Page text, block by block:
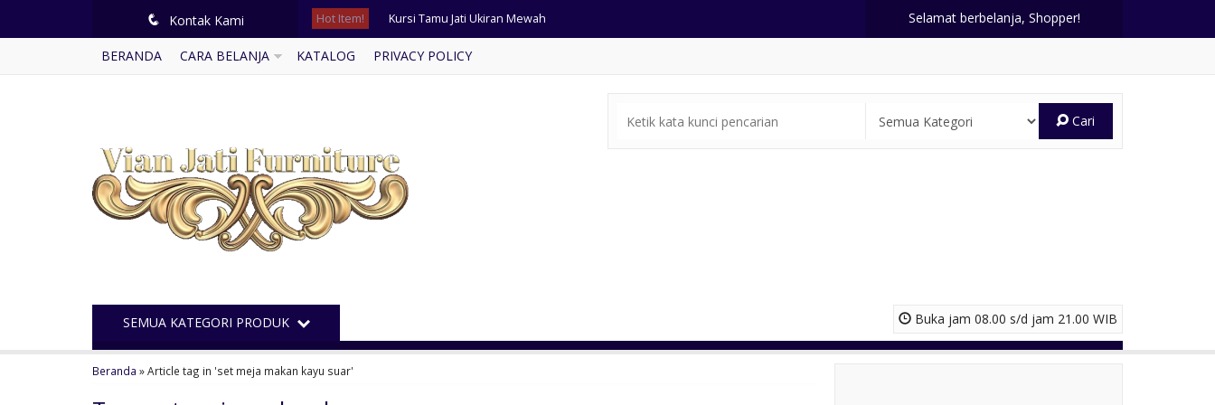
q Kontak Kami Hot Item! Kursi Tamu Jati Ukiran Mewah
Buffet Tv Modern Jati Solid
Kamar Set Ukiran Mewah Klasik
Kamar Set Kayu Jati Klasik
Selamat berbelanja, Shopper!
BERANDA CARA BELANJA KATALOG PRIVACY POLICY
Cari
Buka jam 08.00 s/d jam 21.00 WIB
SEMUA KATEGORI PRODUK
Beranda »Article tag in 'set meja makan kayu suar'